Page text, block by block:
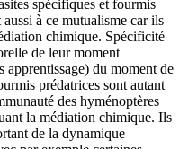
spécifiques et fourmis
à ce mutualisme car ils
chimique. Spécificité
de leur moment
apprentissage) du moment de
prédatrices sont autant
des hyménoptères
la médiation chimique. Ils
de la dynamique